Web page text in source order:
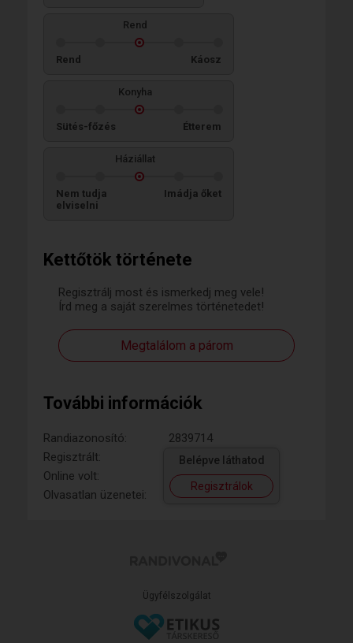
Kettőtök története
Regisztrálj most és ismerkedj meg vele!
Írd meg a saját szerelmes történetedet!
Megtalálom a párom
További információk
Randiazonosító:
2839714
Regisztrált:
Online volt:
Olvasatlan üzenetei:
Belépve láthatod
Regisztrálok
Rend
Rend Káosz
Konyha
Sütés-főzés Étterem
Háziállat
Nem tudja
elviselni
Imádja őket
Ügyfélszolgálat